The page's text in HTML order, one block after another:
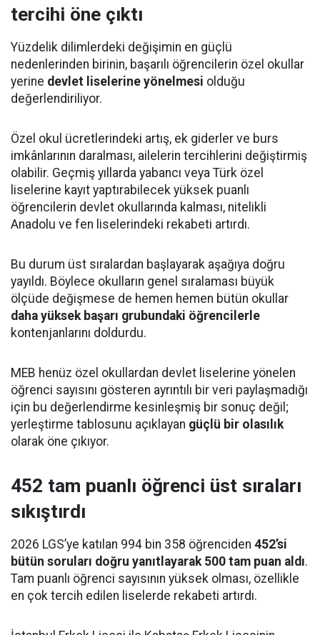
tercihi öne çıktı
Yüzdelik dilimlerdeki değişimin en güçlü
nedenlerinden birinin, başarılı öğrencilerin özel okullar
yerine devlet liselerine yönelmesi olduğu
değerlendiriliyor.
Özel okul ücretlerindeki artış, ek giderler ve burs
imkânlarının daralması, ailelerin tercihlerini değiştirmiş
olabilir. Geçmiş yıllarda yabancı veya Türk özel
liselerine kayıt yaptırabilecek yüksek puanlı
öğrencilerin devlet okullarında kalması, nitelikli
Anadolu ve fen liselerindeki rekabeti artırdı.
Bu durum üst sıralardan başlayarak aşağıya doğru
yayıldı. Böylece okulların genel sıralaması büyük
ölçüde değişmese de hemen hemen bütün okullar
daha yüksek başarı grubundaki öğrencilerle
kontenjanlarını doldurdu.
MEB henüz özel okullardan devlet liselerine yönelen
öğrenci sayısını gösteren ayrıntılı bir veri paylaşmadığı
için bu değerlendirme kesinleşmiş bir sonuç değil;
yerleştirme tablosunu açıklayan güçlü bir olasılık
olarak öne çıkıyor.
452 tam puanlı öğrenci üst sıraları
sıkıştırdı
2026 LGS’ye katılan 994 bin 358 öğrenciden 452’si
bütün soruları doğru yanıtlayarak 500 tam puan aldı.
Tam puanlı öğrenci sayısının yüksek olması, özellikle
en çok tercih edilen liselerde rekabeti artırdı.